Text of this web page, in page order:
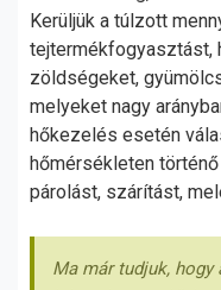
Kerüljük a túlzott
tejtermékfogyasztást,
zöldségeket,
melyeket nagy
hőkezelés esetén
hőmérsékleten
párolást, szárítást,
Ma már tudjuk, hogy